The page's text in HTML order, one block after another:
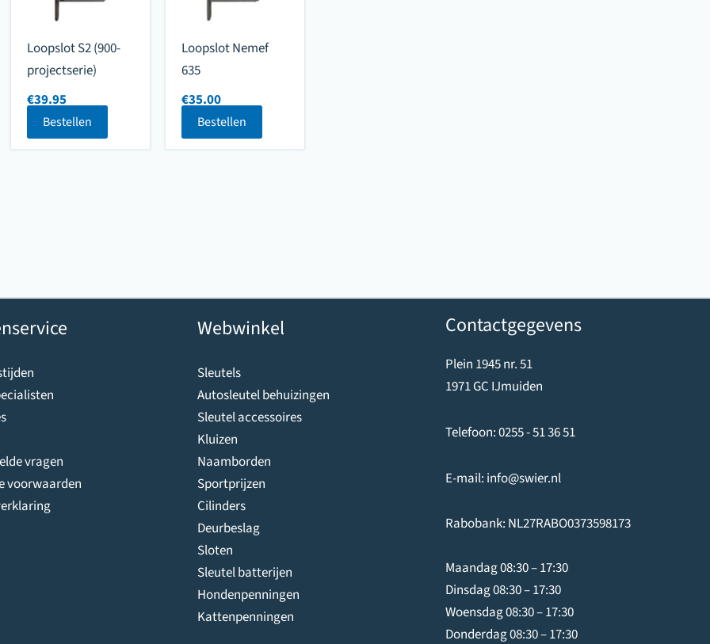
Loopslot S2 (900-
projectserie)
€39.95
Bestellen
Loopslot Nemef
635
€35.00
Bestellen
vragen
voorwaarden
Webwinkel
Sleutels
Autosleutel behuizingen
Sleutel accessoires
Kluizen
Naamborden
Sportprijzen
Cilinders
Deurbeslag
Sloten
Sleutel batterijen
Hondenpenningen
Kattenpenningen
Contactgegevens
Plein 1945 nr. 51
1971 GC IJmuiden
Telefoon:0255 - 51 36 51
E-mail: info@swier.nl
Rabobank: NL27RABO0373598173
Maandag 08:30 – 17:30
Dinsdag 08:30 – 17:30
Woensdag 08:30 – 17:30
Donderdag 08:30 – 17:30